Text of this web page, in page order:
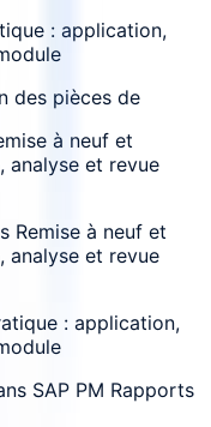
: application,
des pièces de
à neuf et
analyse et revue
Remise à neuf et
analyse et revue
: application,
SAP PM Rapports